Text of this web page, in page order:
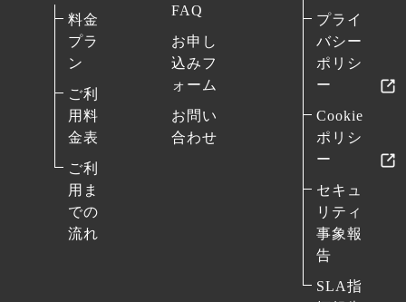
料金
プラ
ン
ご利
用料
金表
ご利
用ま
での
流れ
FAQ
お申し
込みフ
ォーム
お問い
合わせ
プライ
バシー
ポリシ
ー
Cookie
ポリシ
ー
セキュ
リティ
事象報
告
SLA指